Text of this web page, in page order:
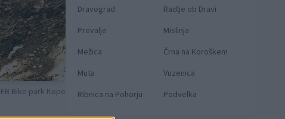
Bike park Kope
Dravograd
Radlje ob Dravi
Prevalje
Mislinja
Mežica
Črna na Koroškem
Muta
Vuzenica
Ribnica na Pohorju
Podvelka